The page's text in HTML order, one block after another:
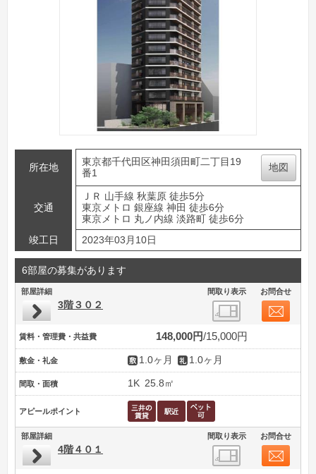
所在地
東京都千代田区神田須田町二丁目19
番1
地図
交通
ＪＲ 山手線 秋葉原 徒歩5分
東京メトロ 銀座線 神田 徒歩6分
東京メトロ 丸ノ内線 淡路町 徒歩6分
竣工日
2023年03月10日
6部屋の募集があります
部屋詳細 間取り表示 お問合せ
3階３０２
賃料・管理費・共益費 148,000円 15,000円
敷金・礼金 1.0ヶ月 1.0ヶ月
間取・面積 1K 25.8㎡
アピールポイント
部屋詳細 間取り表示 お問合せ
4階４０１